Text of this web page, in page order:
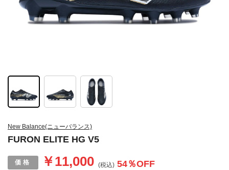
New Balance(ニューバランス)
FURON ELITE HG V5
￥11,000 (税込) 54％OFF